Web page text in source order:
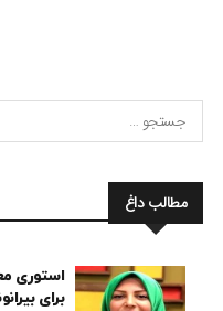
مطالب داغ
استوری
برای